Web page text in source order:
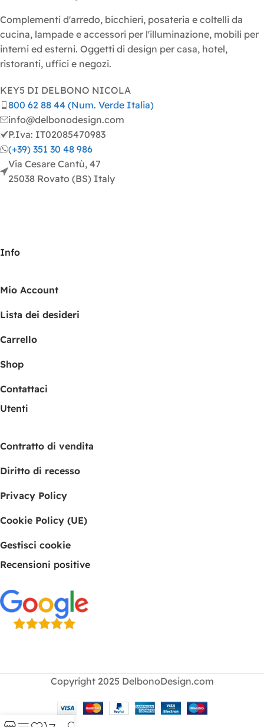
Complementi d'arredo, bicchieri, posateria e coltelli da
cucina, lampade e accessori per l'illuminazione, mobili per
interni ed esterni. Oggetti di design per casa, hotel,
ristoranti, uffici e negozi.
KEY5 DI DELBONO NICOLA
800 62 88 44 (Num. Verde Italia)
info@delbonodesign.com
P.Iva: IT02085470983
(+39) 351 30 48 986
Via Cesare Cantù, 47
25038 Rovato (BS) Italy
Info
Mio Account
Lista dei desideri
Carrello
Shop
Contattaci
Utenti
Contratto di vendita
Diritto di recesso
Privacy Policy
Cookie Policy (UE)
Gestisci cookie
Recensioni positive
Copyright 2025 DelbonoDesign.com